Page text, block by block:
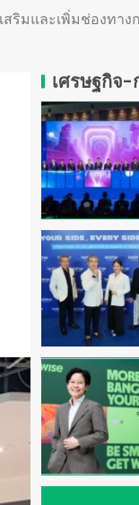
ริมและเพิ่มช่องทา
เศรษฐกิจ-